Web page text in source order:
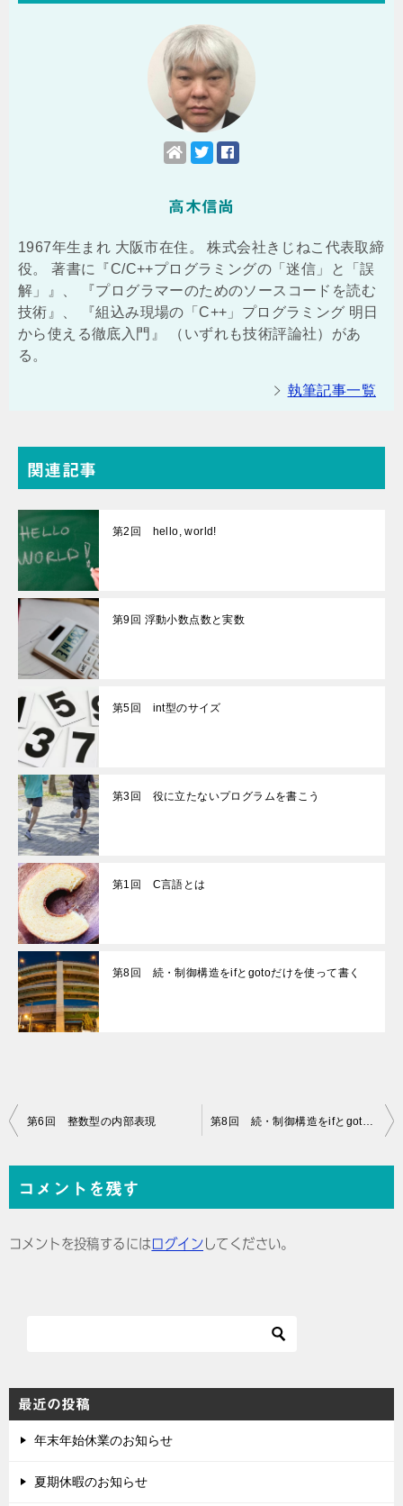
高木信尚
1967年生まれ 大阪市在住。 株式会社きじねこ代表取締
役。 著書に『C/C++プログラミングの「迷信」と「誤
解」』、 『プログラマーのためのソースコードを読む
技術』、 『組込み現場の「C++」プログラミング 明日
から使える徹底入門』 （いずれも技術評論社）があ
る。
執筆記事一覧
関連記事
第2回 hello, world!
第9回 浮動小数点数と実数
第5回 int型のサイズ
第3回 役に立たないプログラムを書こう
第1回 C言語とは
第8回 続・制御構造をifとgotoだけを使って書く
投
ビ
第6回 整数型の内部表現 第8回 続・制御構造をifとgotoだけを使って書く
コメントを残す
コメントを投稿するにはログインしてください。
最近の投稿
年末年始休業のお知らせ
夏期休暇のお知らせ